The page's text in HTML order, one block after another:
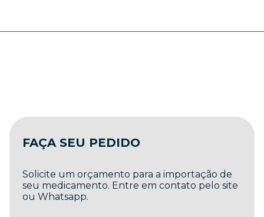
FAÇA SEU PEDIDO
Solicite um orçamento para a importação de
seu medicamento. Entre em contato pelo site
ou Whatsapp.